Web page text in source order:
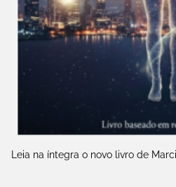
Leia na íntegra o novo livro de